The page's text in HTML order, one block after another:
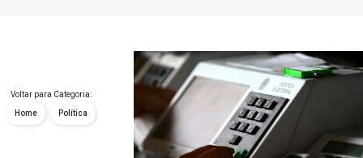
Voltar para Categoria:
Home Política